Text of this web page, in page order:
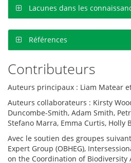
Lacunes dans les
Références
Contributeurs
Auteurs principaux : Liam Matear
Auteurs collaborateurs : Kirsty
Duncombe-Smith, Adam Smith,
Stefano Marra, Emma Curtis, Holly
Avec le soutien des groupes
Expert Group (OBHEG),
on the Coordination of Biodiversity